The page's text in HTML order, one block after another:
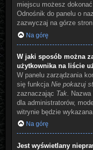
miejscu możesz
Odnośnik do panelu o
zazwyczaj na górze
Na górę
W jaki sposób można
użytkownika na liście
W panelu zarządzania
się funkcja Nie pokazuj
zaznaczając Tak. Nazwa
dla administratorów,
witrynie będzie
Na górę
Jest wyświetlany